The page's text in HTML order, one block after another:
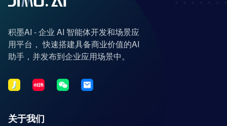
积墨AI - 企业 AI 智能体开发和场景应
用平台， 快速搭建具备商业价值的AI
助手，并发布到企业应用场景中。
关于我们